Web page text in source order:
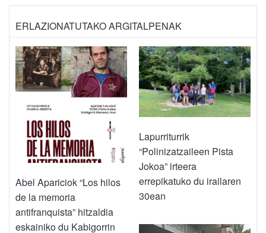
ERLAZIONATUTAKO ARGITALPENAK
Abel Apariciok “Los hilos
de la memoria
antifranquista” hitzaldia
eskainiko du Kabigorrin
Lapurriturrik
“Polinizatzaileen Pista
Jokoa” irteera
errepikatuko du irailaren
30ean